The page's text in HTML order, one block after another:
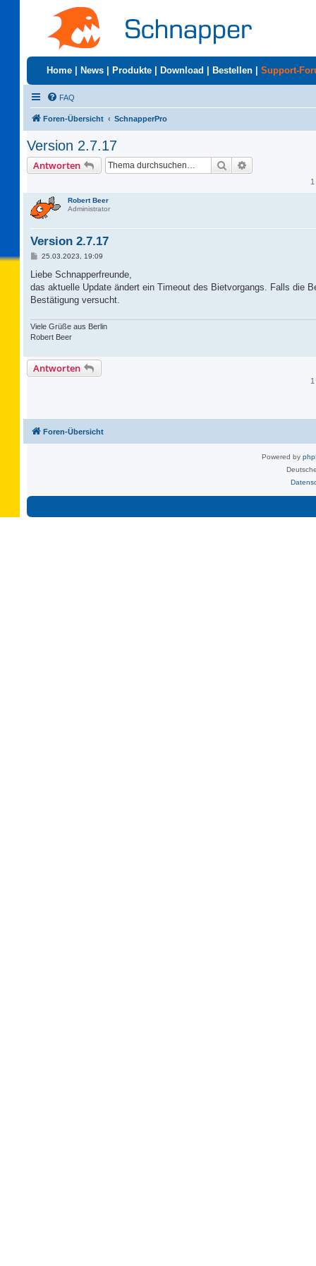
Home News Produkte Download Bestellen Support-
FAQ
Foren-Übersicht SchnapperPro
Version 2.7.17
Antworten Suche
Robert Beer
Administrator
Version 2.7.17
B
i
r
a
25.03.2023, 19:09
Liebe Schnapperfreunde,
das aktuelle Update ändert ein Timeout des Bietvorgangs. Falls die
Bestätigung versucht.
Viele Grüße aus Berlin
Robert Beer
Antworten
Foren-Übersicht
Powered by